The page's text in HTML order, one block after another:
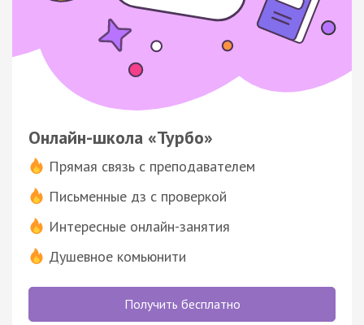
Онлайн-школа «Турбо»
Прямая связь с преподавателем
Письменные дз с проверкой
Интересные онлайн-занятия
Душевное комьюнити
Получить бесплатно